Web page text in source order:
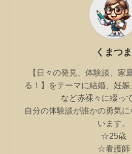
くまつま
【日々の発見、体験談、家
る！】をテーマに結婚、妊
など赤裸々に綴っ
自分の体験談が誰かの勇気
います。
☆25歳
☆看護師